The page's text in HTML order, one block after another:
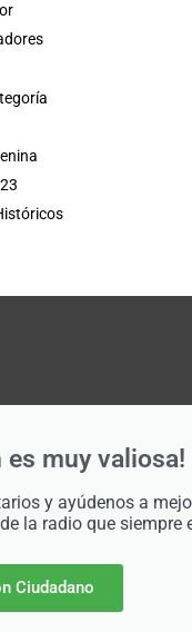
es muy valiosa!
y ayúdenos a
la radio que siempre
Ciudadano